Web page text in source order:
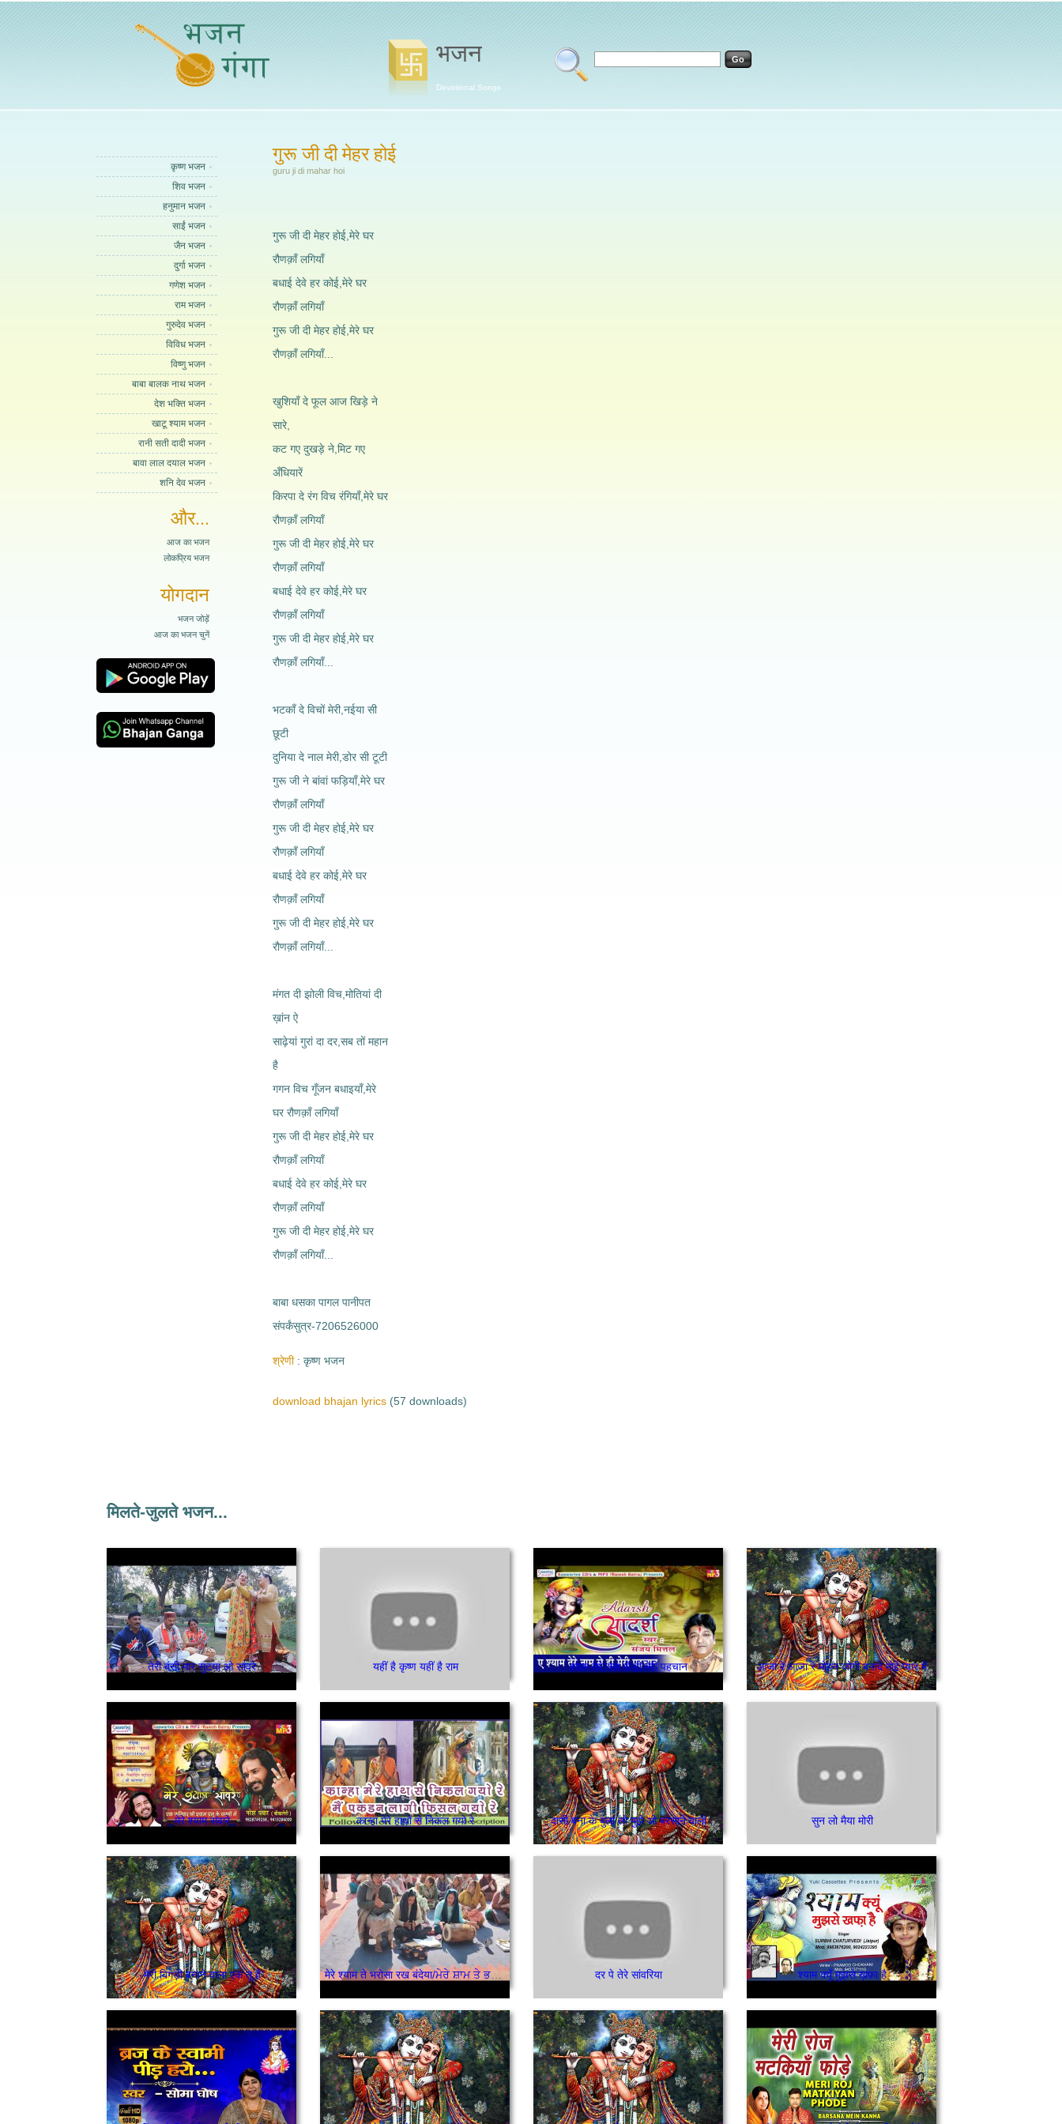
भजन
Devotional Songs
कृष्ण भजन
शिव भजन
हनुमान भजन
साईं भजन
जैन भजन
दुर्गा भजन
गणेश भजन
राम भजन
गुरुदेव भजन
विविध भजन
विष्णु भजन
बाबा बालक नाथ भजन
देश भक्ति भजन
खाटू श्याम भजन
रानी सती दादी भजन
बावा लाल दयाल भजन
शनि देव भजन
और...
आज का भजन
लोकप्रिय भजन
योगदान
भजन जोड़ें
आज का भजन चुनें
गुरू जी दी मेहर होई
guru ji di mahar hoi
गुरू जी दी मेहर होई,मेरे घर
रौणक़ाँ लगियाँ
बधाई देवे हर कोई,मेरे घर
रौणक़ाँ लगियाँ
गुरू जी दी मेहर होई,मेरे घर
रौणक़ाँ लगियाँ...
खुशियाँ दे फूल आज खिड़े ने
सारे,
कट गए दुखड़े ने,मिट गए
अँधियारें
किरपा दे रंग विच रंगियाँ,मेरे घर
रौणक़ाँ लगियाँ
गुरू जी दी मेहर होई,मेरे घर
रौणक़ाँ लगियाँ
बधाई देवे हर कोई,मेरे घर
रौणक़ाँ लगियाँ
गुरू जी दी मेहर होई,मेरे घर
रौणक़ाँ लगियाँ...
भटकाँ दे विचों मेरी,नईया सी
छूटी
दुनिया दे नाल मेरी,डोर सी टूटी
गुरू जी ने बांवां फड़ियाँ,मेरे घर
रौणक़ाँ लगियाँ
गुरू जी दी मेहर होई,मेरे घर
रौणक़ाँ लगियाँ
बधाई देवे हर कोई,मेरे घर
रौणक़ाँ लगियाँ
गुरू जी दी मेहर होई,मेरे घर
रौणक़ाँ लगियाँ...
मंगत दी झोली विच,मोतियां दी
ख़ांन ऐ
साढ़ेयां गुरां दा दर,सब तों महान
है
गगन विच गूँजन बधाइयाँ,मेरे
घर रौणक़ाँ लगियाँ
गुरू जी दी मेहर होई,मेरे घर
रौणक़ाँ लगियाँ
बधाई देवे हर कोई,मेरे घर
‌रौणक़ाँ लगियाँ
गुरू जी दी मेहर होई,मेरे घर
रौणक़ाँ लगियाँ...
बाबा धसका पागल पानीपत
संपर्कंसुत्र-7206526000
श्रेणी कृष्ण भजन
download bhajan lyrics (57 downloads)
मिलते-जुलते भजन...
तेरी बंसी मार सुटया ओ सांवरे यहीं है कृष्ण यहीं है राम श्याम तेरे नाम से ही मेरी पहचान आजा रे आजा रे मोहन जोगी बनादे मोहे प्यार में
मेरे श्याम संवारे कान्हा मेरे हाथों से निकल गयो रे दासी बना के बुला लो मुझे ओ बरसाने वाली सुन लो मैया मोरी
मेरी बिगड़ी बनाने वाला एक तू है मेरे श्याम ते भरोसा रख बंदेया/ਮੇਰੇ ਸ਼ਾਮ ਤੇ ਭਰੋਸਾ ਰੱਖ ਬੰਦਿਆ दर पे तेरे सांवरिया श्याम क्यूँ मुझसे ख़फ़ा है